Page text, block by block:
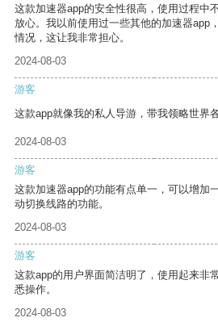
这款加速器app的安全性很高，使用过程中
放心。我以前使用过一些其他的加速器app
情况，这让我非常担心。
2024-08-03
游客
这款app就像我的私人导游，带我领略世界
2024-08-03
游客
这款加速器app的功能有点单一，可以增加
动切换线路的功能。
2024-08-03
游客
这款app的用户界面简洁明了，使用起来非
悉操作。
2024-08-03